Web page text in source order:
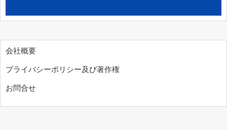
会社概要
プライバシーポリシー及び著作権
お問合せ